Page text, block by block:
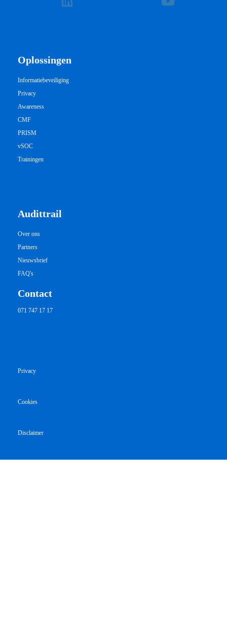
Oplossingen
Informatiebeveiliging
Privacy
Awareness
CMF
PRISM
vSOC
Trainingen
Audittrail
Over ons
Partners
Nieuwsbrief
FAQ's
Contact
071 747 17 17
Privacy
Cookies
Disclaimer